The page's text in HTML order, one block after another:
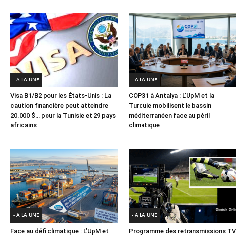
- A LA UNE
Visa B1/B2 pour les États-Unis : La
caution financière peut atteindre
20.000 $… pour la Tunisie et 29 pays
africains
- A LA UNE
COP31 à Antalya : L’UpM et la
Turquie mobilisent le bassin
méditerranéen face au péril
climatique
- A LA UNE
Face au défi climatique : L’UpM et
- A LA UNE
Programme des retransmissions TV